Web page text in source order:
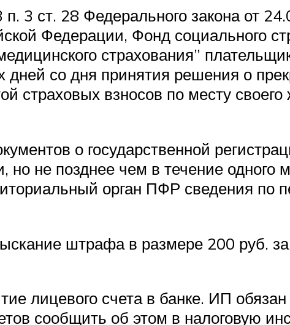
п. 3 ст. 28 Федерального закона от
Федерации, Фонд социального
страхования”
дней со дня принятия решения о
страховых взносов по месту
о государственной
но не позднее чем в течение
орган ПФР сведения по
штрафа в размере 200 руб.
лицевого счета в банке. ИП
сообщить об этом в налоговую